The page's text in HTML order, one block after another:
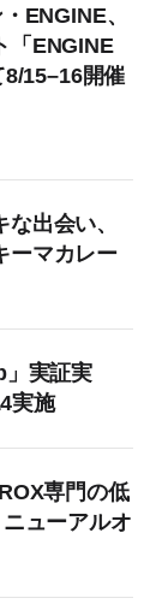
ENGINE、
「ENGINE
15–16開催
出会い、
ーマカレー
実証実
実施
専門の低
ューアルオ